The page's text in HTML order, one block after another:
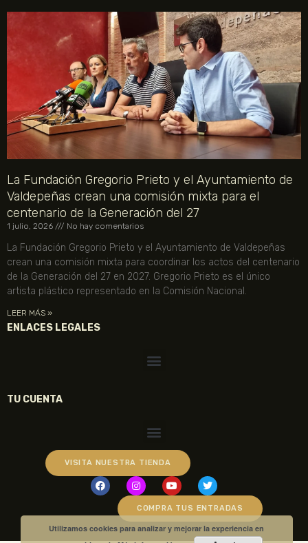
La Fundación Gregorio Prieto y el Ayuntamiento de
Valdepeñas crean una comisión mixta para el
centenario de la Generación del 27
1 julio, 2026 No hay comentarios
La Fundación Gregorio Prieto y el Ayuntamiento de Valdepeñas
crean una comisión mixta para coordinar los actos del centenario
de la Generación del 27 en 2027. Gregorio Prieto es el único
artista plástico representado en la Comisión Nacional.
LEER MÁS »
ENLACES LEGALES
TU CUENTA
VISITA NUESTRA TIENDA
COMPRA TUS ENTRADAS
Utilizamos cookies para analizar y mejorar la experiencia en